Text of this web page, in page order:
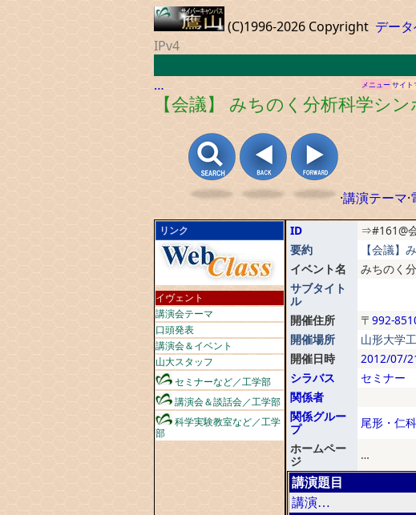
(C)1996-2026 Copyright デー
IPv4
…
メニューサイト
【会議】 みちのく分析科学シ
·講演テーマ·
リンク
イヴェント
講演会テーマ
口頭発表
講演会＆イベント
山大スタッフ
セミナーなど／工学部
講演会＆談話会／工学部
科学実験教室など／工学
部
ID
⇒#161@
要約
【会議】
イベント名
みちのく
サブタイト
ル
開催住所
〒 992-
開催場所
山形大学
開催日時
2012/07/
シラバス
セミナー
関係者
関係グルー
プ
尾形・仁
ホームペー
ジ
…
講演題目
講演…